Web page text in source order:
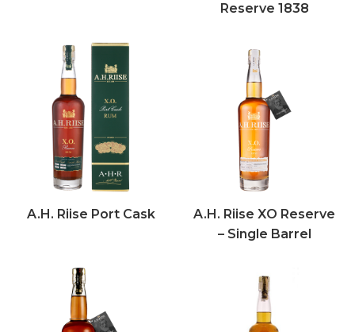
Reserve 1838
A.H. Riise Port Cask
A.H. Riise XO Reserve
– Single Barrel